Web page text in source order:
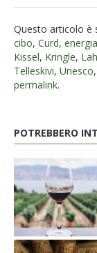
Questo articolo è
cibo, Curd,
Kissel, Kringle,
Telleskivi, Unesco,
permalink.
POTREBBERO